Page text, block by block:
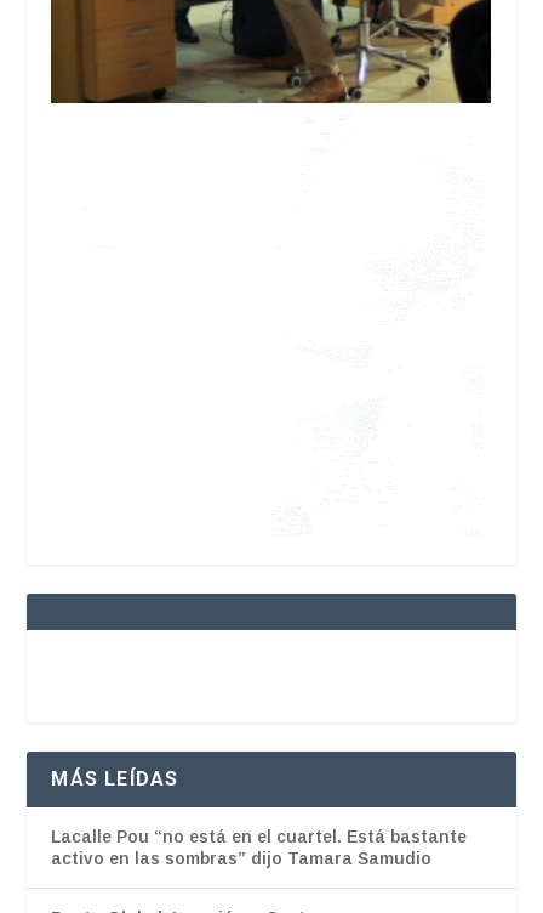
MÁS LEÍDAS
Lacalle Pou “no está en el cuartel. Está bastante
activo en las sombras” dijo Tamara Samudio